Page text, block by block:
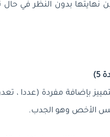
نهايتها بدون النظر في حال
بإضافة مفردة (عددا ،
الأخص وهو الجدب.